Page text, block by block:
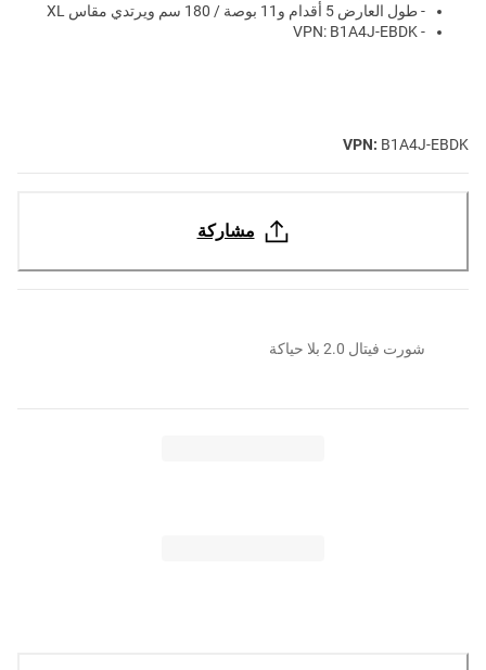
- طول العارض 5 أقدام و11 بوصة / 180 سم ويرتدي مقاس XL
- VPN: B1A4J-EBDK
VPN: B1A4J-EBDK
مشاركة
شورت فيتال 2.0 بلا حياكة